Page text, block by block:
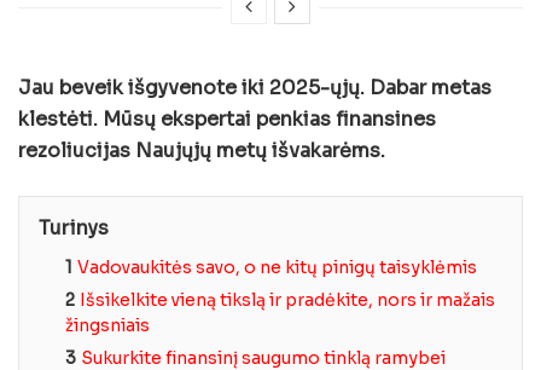
Jau beveik išgyvenote iki 2025-ųjų. Dabar metas
klestėti. Mūsų ekspertai penkias finansines
rezoliucijas Naujųjų metų išvakarėms.
Turinys
1 Vadovaukitės savo, o ne kitų pinigų taisyklėmis
2 Išsikelkite vieną tikslą ir pradėkite, nors ir mažais
žingsniais
3 Sukurkite finansinį saugumo tinklą ramybei